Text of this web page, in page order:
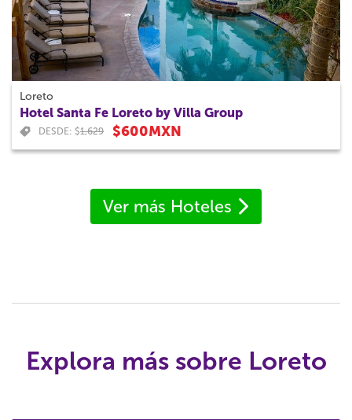
Loreto
Hotel Santa Fe Loreto by Villa Group
DESDE: $1,629 $600MXN
Ver más Hoteles
Explora más sobre Loreto